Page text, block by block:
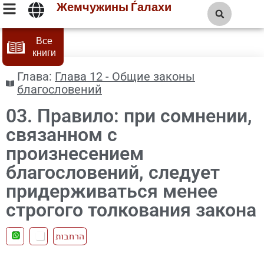
Жемчужины Ѓалахи
Все
книги
Глава: Глава 12 - Общие законы
благословений
03. Правило: при сомнении,
связанном с
произнесением
благословений, следует
придерживаться менее
строгого толкования закона
הרחבות